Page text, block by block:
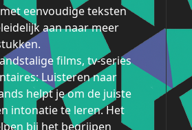
eenvoudige teksten
aan naar meer
films, tv-series
Luisteren naar
helpt je om de juiste
intonatie te leren. Het
bij het begrijpen